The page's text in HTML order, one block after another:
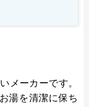
メーカーです。
湯を清潔に保ち